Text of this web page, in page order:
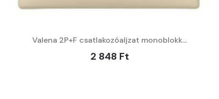
Valena 2P+F csatlakozóaljzat monoblokk...
2 848 Ft